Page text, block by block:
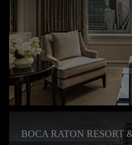
BOCA RATON RESORT